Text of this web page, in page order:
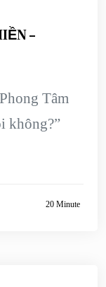
–
Tâm
không?”
20 Minute